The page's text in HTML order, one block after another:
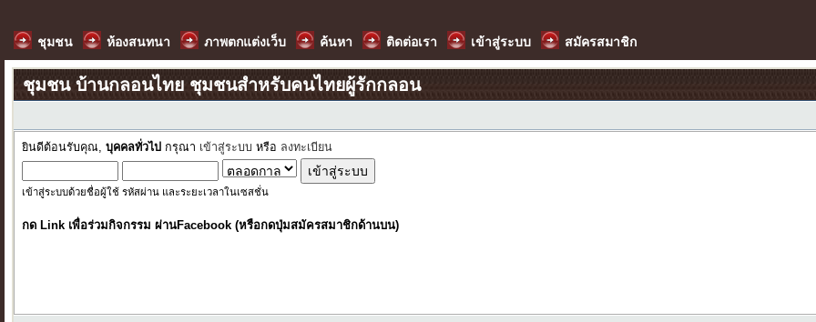
ชุมชน ห้องสนทนา ภาพตกแต่งเว็บ ค้นหา ติดต่อเรา เข้าสู่ระบบ สมัครสมาชิก
ชุมชน บ้านกลอนไทย ชุมชนสำหรับคนไทยผู้รักกลอน
ยินดีต้อนรับคุณ,บุคคลทั่วไป กรุณา เข้าสู่ระบบ หรือ ลงทะเบียน
เข้าสู่ระบบด้วยชื่อผู้ใช้ รหัสผ่าน และระยะเวลาในเซสชั่น
กด Link เพื่อร่วมกิจกรรม ผ่านFacebook (หรือกดปุ่มสมัครสมาชิกด้านบน)